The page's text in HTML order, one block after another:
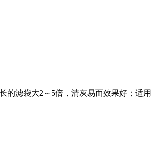
的滤袋大2～5倍，清灰易而效果好；适用